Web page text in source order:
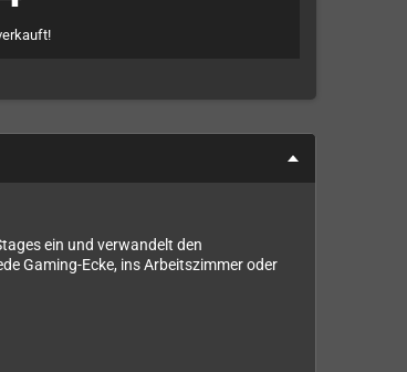
ein und verwandelt den
Gaming-Ecke, ins Arbeitszimmer oder